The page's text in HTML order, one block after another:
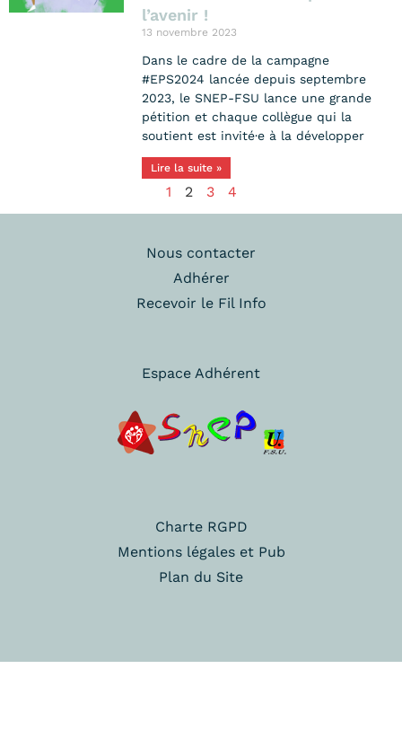
l’avenir !
13 novembre 2023
Dans le cadre de la campagne
#EPS2024 lancée depuis septembre
2023, le SNEP-FSU lance une grande
pétition et chaque collègue qui la
soutient est invité·e à la développer
Lire la suite »
1 2 3 4
Nous contacter
Adhérer
Recevoir le Fil Info
Espace Adhérent
Charte RGPD
Mentions légales et Pub
Plan du Site